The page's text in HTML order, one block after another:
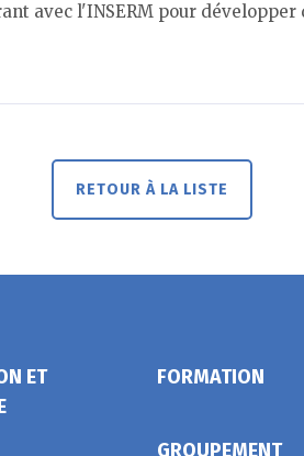
avec l'INSERM pour
RETOUR À LA LISTE
ET
FORMATION
GROUPEMENT